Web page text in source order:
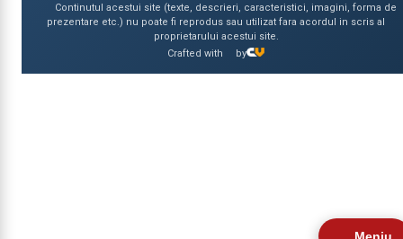
Continutul acestui site (texte, descrieri, caracteristici, imagini, forma de
prezentare etc.) nu poate fi reprodus sau utilizat fara acordul in scris al
proprietarului acestui site.
Crafted with
by